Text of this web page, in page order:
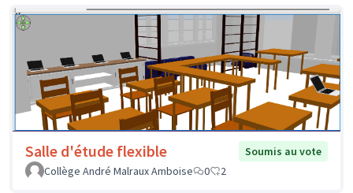
Salle d'étude flexible
Soumis au vote
Collège André Malraux Amboise
0 2